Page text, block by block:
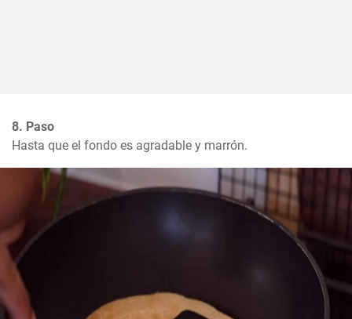
8. Paso
Hasta que el fondo es agradable y marrón.